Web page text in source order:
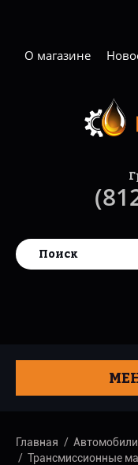
О магазине
Главная Автомобили
Трансмиссионные